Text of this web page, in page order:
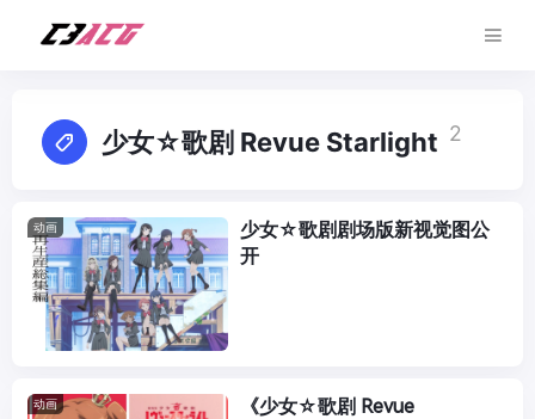
少女☆歌剧 Revue Starlight 2
动画
少女☆歌剧剧场版新视觉图公
开
动画
《少女☆歌剧 Revue